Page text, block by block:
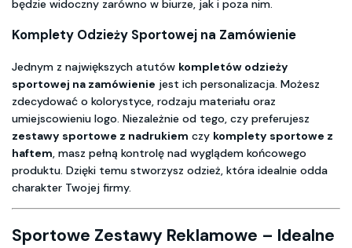
będzie widoczny zarówno w biurze, jak i poza nim.
Komplety Odzieży Sportowej na Zamówienie
Jednym z największych atutów kompletów odzieży
sportowej na zamówienie jest ich personalizacja. Możesz
zdecydować o kolorystyce, rodzaju materiału oraz
umiejscowieniu logo. Niezależnie od tego, czy preferujesz
zestawy sportowe z nadrukiem czy komplety sportowe z
haftem, masz pełną kontrolę nad wyglądem końcowego
produktu. Dzięki temu stworzysz odzież, która idealnie odda
charakter Twojej firmy.
Sportowe Zestawy Reklamowe – Idealne